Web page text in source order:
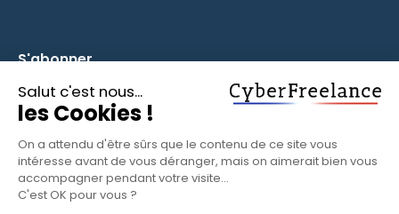
S'abonner
Inscrivez-vous à notre newsletter pour rester informé des
fonctionnalités et des nouveautés.
S'ABONNER